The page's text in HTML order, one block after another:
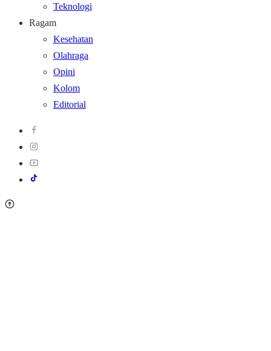
Teknologi
Ragam
Kesehatan
Olahraga
Opini
Kolom
Editorial